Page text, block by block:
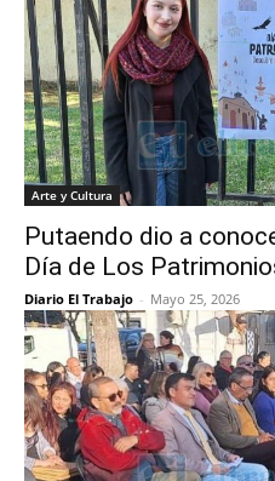
Arte y Cultura
Putaendo dio a
Día de Los
Diario El Trabajo - Mayo 25, 2026